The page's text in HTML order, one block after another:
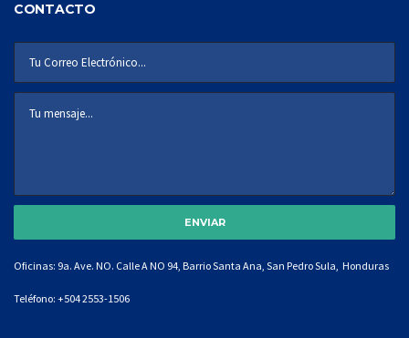
CONTACTO
Oficinas: 9a. Ave. NO. Calle A NO 94, Barrio Santa Ana, San Pedro Sula, Honduras
Teléfono: +504 2553-1506